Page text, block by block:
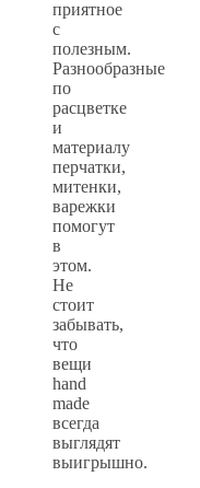
приятное
с
полезным.
Разнообразные
по
расцветке
и
материалу
перчатки,
митенки,
варежки
помогут
в
этом.
Не
стоит
забывать,
что
вещи
hand
made
всегда
выглядят
выигрышно.